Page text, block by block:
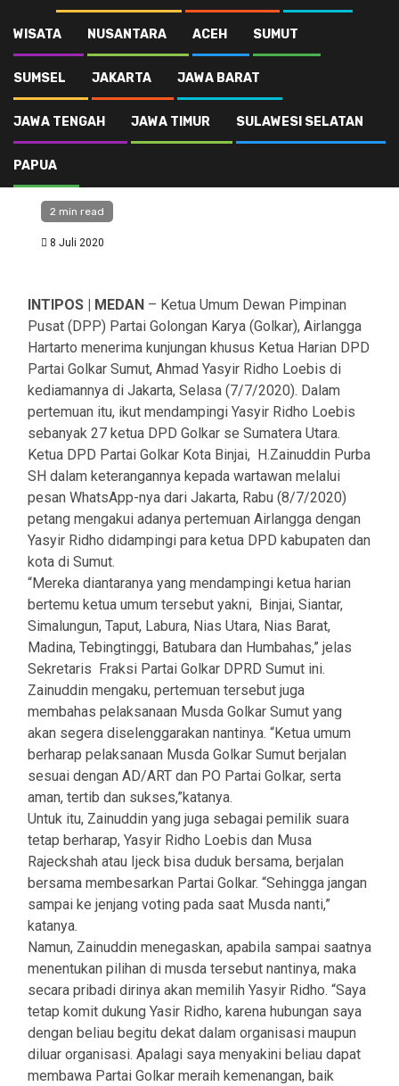
WISATA NUSANTARA ACEH SUMUT
SUMSEL JAKARTA JAWA BARAT
JAWA TENGAH JAWA TIMUR SULAWESI SELATAN
PAPUA
27 Ketua DPD Golkar
se Sumut Bertemu
Airlangga
2 min read
8 Juli 2020
INTIPOS | MEDAN – Ketua Umum Dewan Pimpinan
Pusat (DPP) Partai Golongan Karya (Golkar), Airlangga
Hartarto menerima kunjungan khusus Ketua Harian DPD
Partai Golkar Sumut, Ahmad Yasyir Ridho Loebis di
kediamannya di Jakarta, Selasa (7/7/2020). Dalam
pertemuan itu, ikut mendampingi Yasyir Ridho Loebis
sebanyak 27 ketua DPD Golkar se Sumatera Utara.
Ketua DPD Partai Golkar Kota Binjai, H.Zainuddin Purba
SH dalam keterangannya kepada wartawan melalui
pesan WhatsApp-nya dari Jakarta, Rabu (8/7/2020)
petang mengakui adanya pertemuan Airlangga dengan
Yasyir Ridho didampingi para ketua DPD kabupaten dan
kota di Sumut.
“Mereka diantaranya yang mendampingi ketua harian
bertemu ketua umum tersebut yakni, Binjai, Siantar,
Simalungun, Taput, Labura, Nias Utara, Nias Barat,
Madina, Tebingtinggi, Batubara dan Humbahas,” jelas
Sekretaris Fraksi Partai Golkar DPRD Sumut ini.
Zainuddin mengaku, pertemuan tersebut juga
membahas pelaksanaan Musda Golkar Sumut yang
akan segera diselenggarakan nantinya. “Ketua umum
berharap pelaksanaan Musda Golkar Sumut berjalan
sesuai dengan AD/ART dan PO Partai Golkar, serta
aman, tertib dan sukses,”katanya.
Untuk itu, Zainuddin yang juga sebagai pemilik suara
tetap berharap, Yasyir Ridho Loebis dan Musa
Rajeckshah atau Ijeck bisa duduk bersama, berjalan
bersama membesarkan Partai Golkar. “Sehingga jangan
sampai ke jenjang voting pada saat Musda nanti,”
katanya.
Namun, Zainuddin menegaskan, apabila sampai saatnya
menentukan pilihan di musda tersebut nantinya, maka
secara pribadi dirinya akan memilih Yasyir Ridho. “Saya
tetap komit dukung Yasir Ridho, karena hubungan saya
dengan beliau begitu dekat dalam organisasi maupun
diluar organisasi. Apalagi saya menyakini beliau dapat
membawa Partai Golkar meraih kemenangan, baik